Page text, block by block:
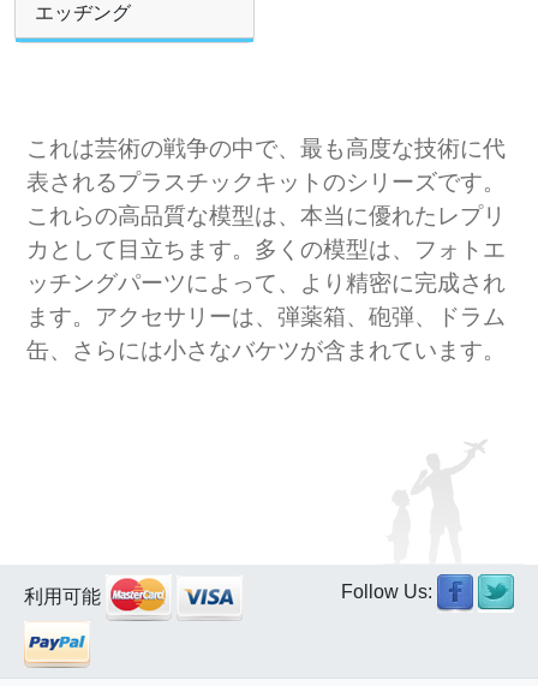
エッヂング
これは芸術の戦争の中で、最も高度な技術に代
表されるプラスチックキットのシリーズです。
これらの高品質な模型は、本当に優れたレプリ
カとして目立ちます。多くの模型は、フォトエ
ッチングパーツによって、より精密に完成され
ます。アクセサリーは、弾薬箱、砲弾、ドラム
缶、さらには小さなバケツが含まれています。
利用可能 Follow Us: